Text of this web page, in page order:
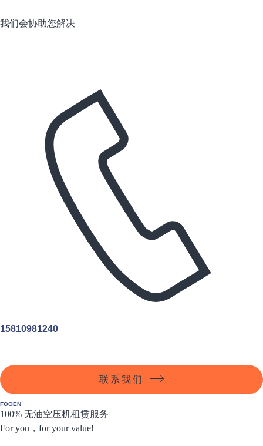
我们会协助您解决
15810981240
联系我们
FOOEN
100% 无油空压机租赁服务
For you，for your value!